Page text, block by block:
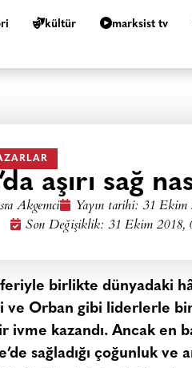
kültür marksist tv
aşırı sağ
Akgemci Yayın tarihi: 31 Ekim
Son Değişiklik: 31 Ekim 2018,
birlikte dünyadaki
Orban gibi liderlerle bir
ivme kazandı. Ancak en
sağladığı çoğunluk ve